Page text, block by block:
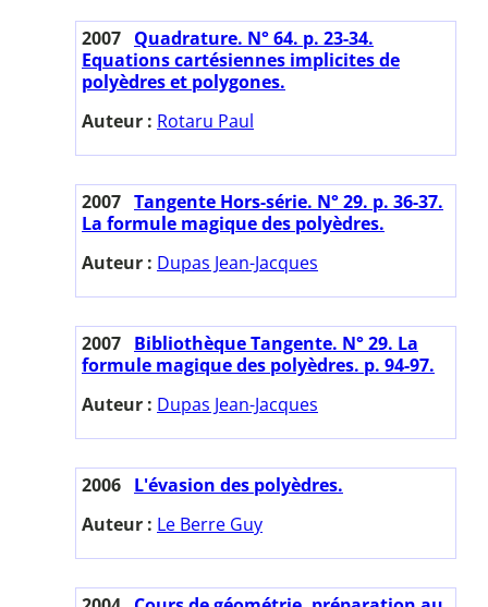
2007 Quadrature. N° 64. p. 23-34.
Equations cartésiennes implicites de
polyèdres et polygones.
Auteur : Rotaru Paul
2007 Tangente Hors-série. N° 29. p. 36-37.
La formule magique des polyèdres.
Auteur : Dupas Jean-Jacques
2007 Bibliothèque Tangente. N° 29. La
formule magique des polyèdres. p. 94-97.
Auteur : Dupas Jean-Jacques
2006 L'évasion des polyèdres.
Auteur : Le Berre Guy